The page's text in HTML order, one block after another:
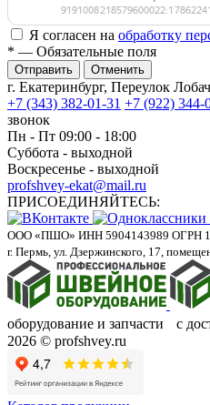
Я согласен на обработку
* — Обязательные поля
Отменить
г. Екатеринбург, Переулок
+7 (343) 382-01-31 +7 (922) 344-
звонок
Пн - Пт 09:00 - 18:00
Суббота - выходной
Воскресенье - выходной
profshvey-ekat@mail.ru
ПРИСОЕДИНЯЙТЕСЬ:
ООО «ПШО» ИНН 5904143989 ОГРН
г. Пермь, ул. Дзержинского, 17,
оборудование и запчасти с
2026 © profshvey.ru